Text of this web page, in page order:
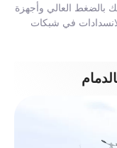
بالضغط العالي وأجهزة
في شبكات